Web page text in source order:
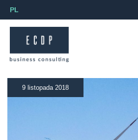
PL
9 listopada 2018